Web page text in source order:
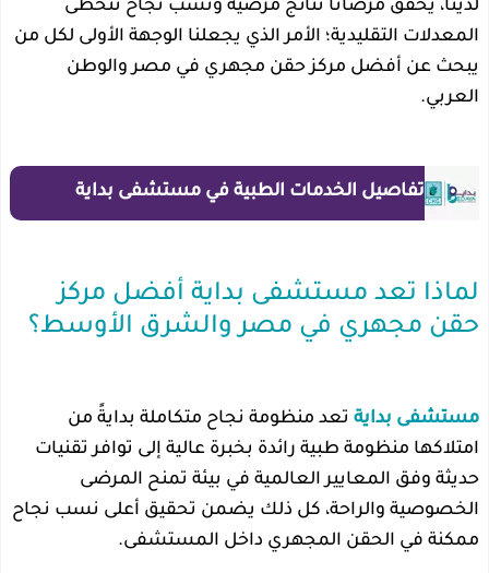
لدينا، يحقق مرضانا نتائج مُرضية ونسب نجاح تتخطى
المعدلات التقليدية؛ الأمر الذي يجعلنا الوجهة الأولى لكل من
يبحث عن أفضل مركز حقن مجهري في مصر والوطن
العربي.
تفاصيل الخدمات الطبية في مستشفى بداية
لماذا تعد مستشفى بداية أفضل مركز
حقن مجهري في مصر والشرق الأوسط؟
مستشفى بداية تعد منظومة نجاح متكاملة بدايةً من
امتلاكها منظومة طبية رائدة بخبرة عالية إلى توافر تقنيات
حديثة وفق المعايير العالمية في بيئة تمنح المرضى
الخصوصية والراحة، كل ذلك يضمن تحقيق أعلى نسب نجاح
ممكنة في الحقن المجهري داخل المستشفى.